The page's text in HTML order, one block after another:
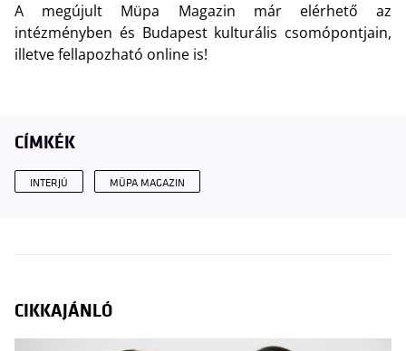
A megújult Müpa Magazin már elérhető az
intézményben és Budapest kulturális csomópontjain,
illetve fellapozható online is!
CÍMKÉK
INTERJÚ MÜPA MAGAZIN
CIKKAJÁNLÓ